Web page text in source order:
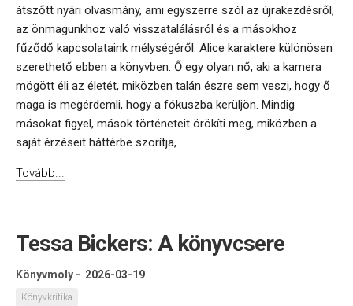
átszőtt nyári olvasmány, ami egyszerre szól az újrakezdésről,
az önmagunkhoz való visszatalálásról és a másokhoz
fűződő kapcsolataink mélységéről. Alice karaktere különösen
szerethető ebben a könyvben. Ő egy olyan nő, aki a kamera
mögött éli az életét, miközben talán észre sem veszi, hogy ő
maga is megérdemli, hogy a fókuszba kerüljön. Mindig
másokat figyel, mások történeteit örökíti meg, miközben a
saját érzéseit háttérbe szorítja,...
Tovább...
Tessa Bickers: A könyvcsere
Könyvmoly - 2026-03-19
Könyvkritika